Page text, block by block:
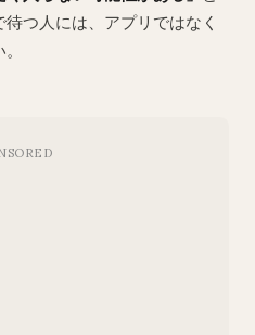
つ人には、アプリではなく